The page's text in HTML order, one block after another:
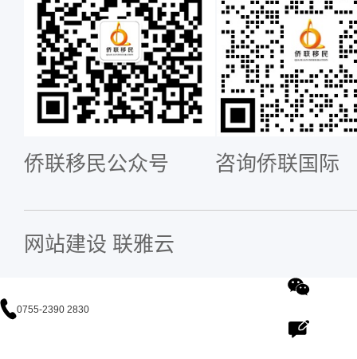
侨联移民公众号 咨询侨联国际
网站建设 联雅云
0755-2390 2830